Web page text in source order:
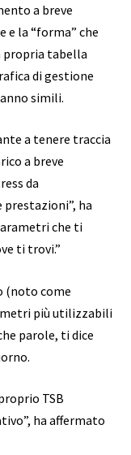
a breve
la “forma” che
propria tabella
di gestione
simili.
a tenere traccia
a breve
da
ha
che ti
ti trovi.”
(noto come
più utilizzabili
parole, ti dice
TSB
ha affermato